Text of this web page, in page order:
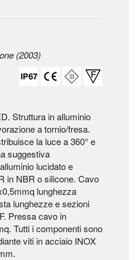
(2003)
Struttura in alluminio
a tornio/fresa.
la luce a 360° e
suggestiva
lucidato e
in NBR o silicone. Cavo
lunghezza
lunghezze e sezioni
Pressa cavo in
Tutti i componenti sono
viti in acciaio INOX